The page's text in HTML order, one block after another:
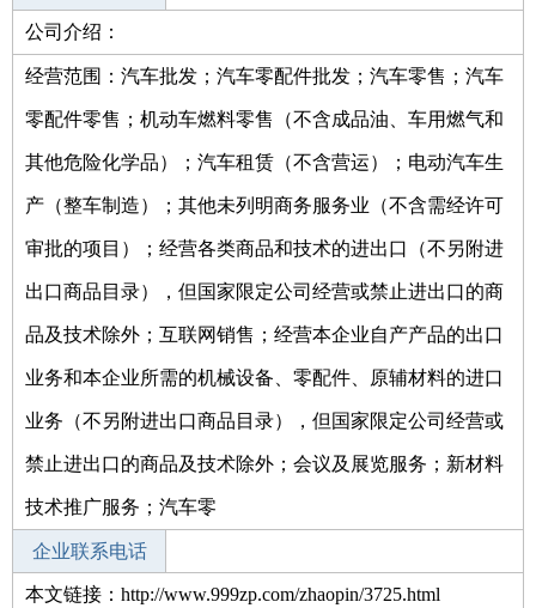
公司类型
公司介绍：
经营范围：汽车批发；汽车零配件批发；汽车零售；汽车
零配件零售；机动车燃料零售（不含成品油、车用燃气和
其他危险化学品）；汽车租赁（不含营运）；电动汽车生
产（整车制造）；其他未列明商务服务业（不含需经许可
审批的项目）；经营各类商品和技术的进出口（不另附进
出口商品目录），但国家限定公司经营或禁止进出口的商
品及技术除外；互联网销售；经营本企业自产产品的出口
业务和本企业所需的机械设备、零配件、原辅材料的进口
业务（不另附进出口商品目录），但国家限定公司经营或
禁止进出口的商品及技术除外；会议及展览服务；新材料
技术推广服务；汽车零
企业联系电话
本文链接：http://www.999zp.com/zhaopin/3725.html